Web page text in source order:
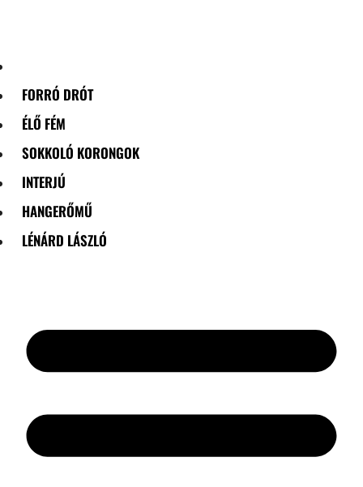
FORRÓ DRÓT
ÉLŐ FÉM
SOKKOLÓ KORONGOK
INTERJÚ
HANGERŐMŰ
LÉNÁRD LÁSZLÓ